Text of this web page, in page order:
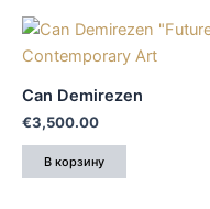
Can Demirezen
€3,500.00
В корзину